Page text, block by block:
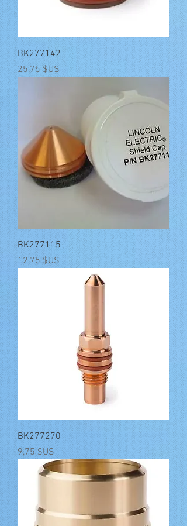
BK277142
Prix
25,75 $US
BK277115
Prix
12,75 $US
BK277270
Prix
9,75 $US